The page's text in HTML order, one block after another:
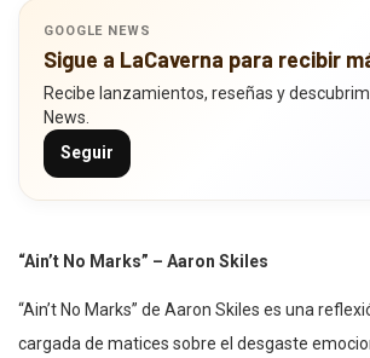
GOOGLE NEWS
Sigue a LaCaverna para recibir
Recibe lanzamientos, reseñas y
News.
Seguir
“Ain’t No Marks” – Aaron Skiles
“Ain’t No Marks” de Aaron Skiles es una
cargada de matices sobre el desgaste